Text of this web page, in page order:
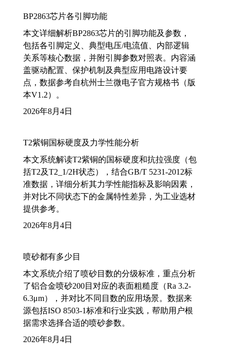
BP2863芯片各引脚功能
本文详细解析BP2863芯片的引脚功能及参数，
包括各引脚定义、典型电压/电流值、内部逻辑
关系等核心数据，并附引脚参数对照表。内容涵
盖驱动配置、保护机制及典型应用电路设计要
点，数据参考自杭州士兰微电子官方规格书（版
本V1.2）。
2026年8月4日
T2紫铜国标硬度及力学性能分析
本文系统解读T2紫铜的国标硬度和抗拉强度（包
括T2及T2_1/2H状态），结合GB/T 5231-2012标
准数据，详细分析其力学性能指标及影响因素，
并对比不同状态下的金属特性差异，为工业选材
提供参考。
2026年8月4日
喷砂都有多少目
本文系统介绍了喷砂目数的分级标准，重点分析
了铝合金喷砂200目对应的表面粗糙度（Ra 3.2-
6.3μm），并对比不同目数的应用场景。数据来
源包括ISO 8503-1标准和行业实践，帮助用户根
据需求选择合适的喷砂参数。
2026年8月4日